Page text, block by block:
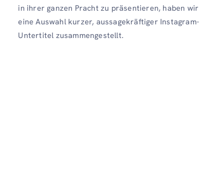
in ihrer ganzen Pracht zu präsentieren, haben wir
eine Auswahl kurzer, aussagekräftiger Instagram-
Untertitel zusammengestellt.